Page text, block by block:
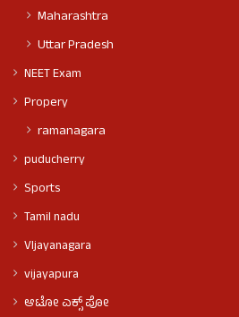
Maharashtra
Uttar Pradesh
NEET Exam
Propery
ramanagara
puducherry
Sports
Tamil nadu
VIjayanagara
vijayapura
ಆಟೋ ಎಕ್ಸ್ ಪೋ